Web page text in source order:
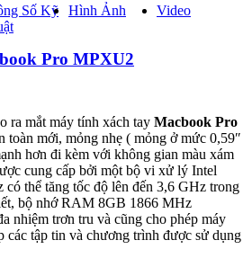
Số Kỹ
Hình Ảnh Video
Pro MPXU2
ra mắt máy tính xách tay Macbook Pro
toàn mới, mỏng nhẹ ( mỏng ở mức 0,59″
hơn đi kèm với không gian màu xám
cung cấp bởi một bộ vi xử lý Intel
có thể tăng tốc độ lên đến 3,6 GHz trong
bộ nhớ RAM 8GB 1866 MHz
nhiệm trơn tru và cũng cho phép máy
các tập tin và chương trình được sử dụng